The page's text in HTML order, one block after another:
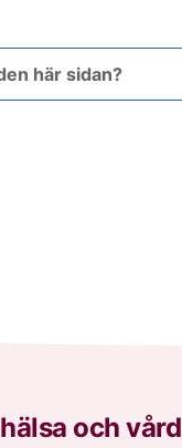
här sidan?
och vård